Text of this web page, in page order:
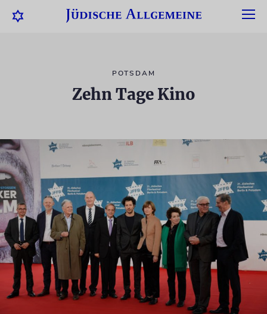
POTSDAM
Zehn Tage Kino